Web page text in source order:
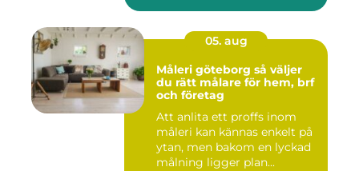
05. aug
Måleri göteborg så väljer
du rätt målare för hem, brf
och företag
Att anlita ett proffs inom
måleri kan kännas enkelt på
ytan, men bakom en lyckad
målning ligger plan...